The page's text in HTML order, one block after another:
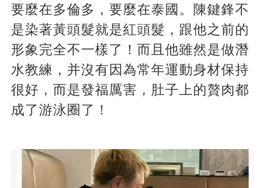
要麼在多倫多，要麼在泰國。陳鍵鋒不
是染著黃頭髮就是紅頭髮，跟他之前的
形象完全不一樣了！而且他雖然是做潛
水教練，并沒有因為常年運動身材保持
很好，而是發福厲害，肚子上的贅肉都
成了游泳圈了！